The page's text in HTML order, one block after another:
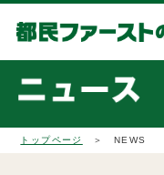
トップページ ＞ NEWS